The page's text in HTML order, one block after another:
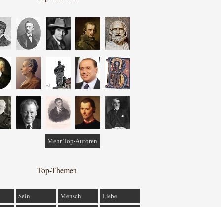
Mehr Top-Autoren
Top-Themen
Sein Mensch
Liebe